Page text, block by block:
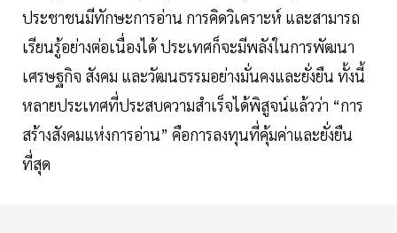
ประชาชนมีทักษะการอ่าน การคิดวิเคราะห์ และสามารถ
เรียนรู้อย่างต่อเนื่องได้ ประเทศก็จะมีพลังในการพัฒนา
เศรษฐกิจ สังคม และวัฒนธรรมอย่างมั่นคงและยั่งยืน ทั้งนี้
หลายประเทศที่ประสบความสำเร็จได้พิสูจน์แล้วว่า “การ
สร้างสังคมแห่งการอ่าน” คือการลงทุนที่คุ้มค่าและยั่งยืน
ที่สุด